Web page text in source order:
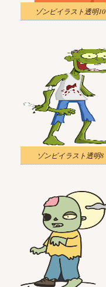
ゾンビイラスト透明10
ゾンビイラスト透明8